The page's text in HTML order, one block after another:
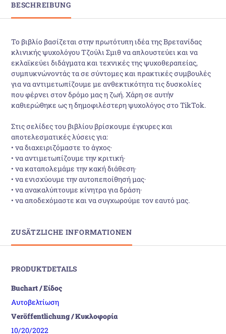
BESCHREIBUNG
Το βιβλίο βασίζεται στην πρωτότυπη ιδέα της Βρετανίδας
κλινικής ψυχολόγου Τζούλι Σμιθ να απλουστεύει και να
εκλαϊκεύει διδάγματα και τεχνικές της ψυχοθεραπείας,
συμπυκνώνοντάς τα σε σύντομες και πρακτικές συμβουλές
για να αντιμετωπίζουμε με ανθεκτικότητα τις δυσκολίες
που φέρνει στον δρόμο μας η ζωή. Χάρη σε αυτήν
καθιερώθηκε ως η δημοφιλέστερη ψυχολόγος στο TikTok.
Στις σελίδες του βιβλίου βρίσκουμε έγκυρες και
αποτελεσματικές λύσεις για:
• να διαχειριζόμαστε το άγχος·
• να αντιμετωπίζουμε την κριτική·
• να καταπολεμάμε την κακή διάθεση·
• να ενισχύουμε την αυτοπεποίθησή μας·
• να ανακαλύπτουμε κίνητρα για δράση·
• να αποδεχόμαστε και να συγχωρούμε τον εαυτό μας.
ZUSÄTZLICHE INFORMATIONEN
PRODUKTDETAILS
Buchart / Είδος
Αυτοβελτίωση
Veröffentlichung / Κυκλοφορία
10/20/2022